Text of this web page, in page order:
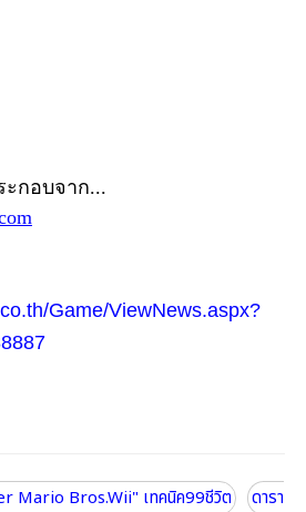
กอบจาก...
Game/ViewNews.aspx?
Mario Bros.Wii" เทคนิค99ชีวิต
ดารา